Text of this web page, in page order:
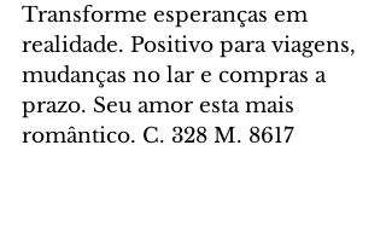
Transforme esperanças em
realidade. Positivo para viagens,
mudanças no lar e compras a
prazo. Seu amor esta mais
romântico. C. 328 M. 8617